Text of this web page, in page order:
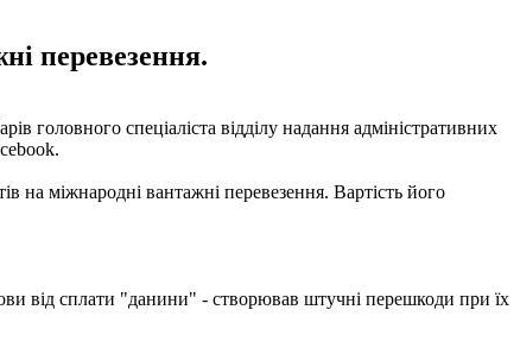
перевезення.
головного спеціаліста відділу надання адміністративних
на міжнародні вантажні перевезення. Вартість його
від сплати "данини" - створював штучні перешкоди при їх